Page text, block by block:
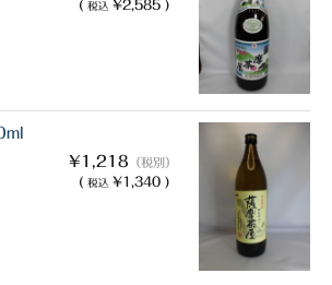
( 税込 ¥2,585 )
¥1,218 （税別）
( 税込 ¥1,340 )